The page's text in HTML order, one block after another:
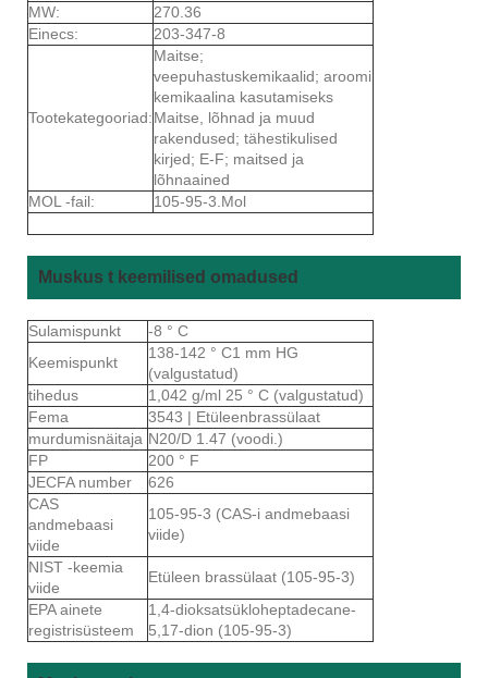
MW:
270.36
Einecs:
203-347-8
Tootekategooriad:
Maitse;
veepuhastuskemikaalid; aroomi
kemikaalina kasutamiseks
Maitse, lõhnad ja muud
rakendused; tähestikulised
kirjed; E-F; maitsed ja
lõhnaained
MOL -fail:
105-95-3.Mol
Muskus t keemilised omadused
Sulamispunkt
-8 ° C
Keemispunkt
138-142 ° C1 mm HG
(valgustatud)
tihedus
1,042 g/ml 25 ° C (valgustatud)
Fema
3543 | Etüleenbrassülaat
murdumisnäitaja N20/D 1.47 (voodi.)
FP
200 ° F
JECFA number
626
CAS
andmebaasi
viide
105-95-3 (CAS-i andmebaasi
viide)
NIST -keemia
viide
Etüleen brassülaat (105-95-3)
EPA ainete
registrisüsteem
1,4-dioksatsükloheptadecane-
5,17-dion (105-95-3)